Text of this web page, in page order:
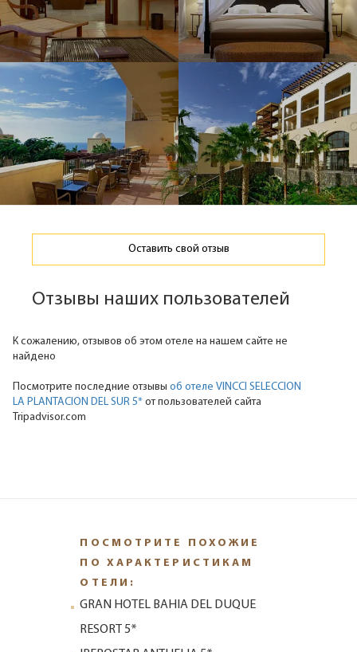
Оставить свой отзыв
Отзывы наших пользователей
К сожалению, отзывов об этом отеле на нашем сайте не
найдено
Посмотрите последние отзывы об отеле VINCCI SELECCION
LA PLANTACION DEL SUR 5* от пользователей сайта
Tripadvisor.com
ПОСМОТРИТЕ ПОХОЖИЕ
ПО ХАРАКТЕРИСТИКАМ
ОТЕЛИ:
GRAN HOTEL BAHIA DEL DUQUE
RESORT 5*